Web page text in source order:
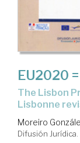
EU2020
the Lisbon Process revisited = le Processus de
Lisbonne
Moreiro
Difusión